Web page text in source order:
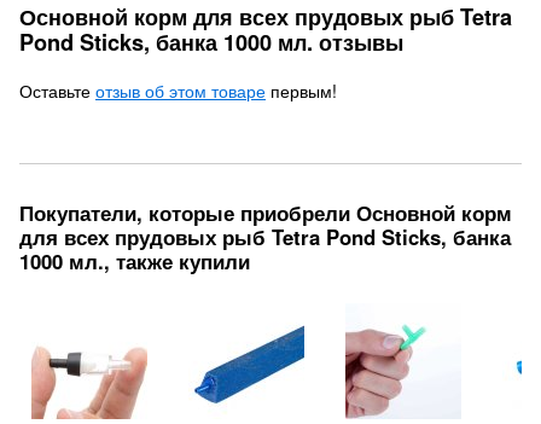
Основной корм для всех прудовых рыб Tetra
Pond Sticks, банка 1000 мл. отзывы
Оставьте отзыв об этом товаре первым!
Покупатели, которые приобрели Основной корм
для всех прудовых рыб Tetra Pond Sticks, банка
1000 мл., также купили